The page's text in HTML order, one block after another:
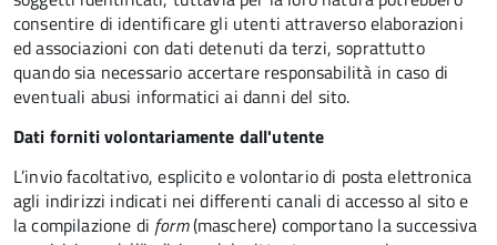
consentire di identificare gli utenti attraverso elaborazioni
ed associazioni con dati detenuti da terzi, soprattutto
quando sia necessario accertare responsabilità in caso di
eventuali abusi informatici ai danni del sito.
Dati forniti volontariamente dall'utente
L’invio facoltativo, esplicito e volontario di posta elettronica
agli indirizzi indicati nei differenti canali di accesso al sito e
la compilazione di form(maschere) comportano la successiva